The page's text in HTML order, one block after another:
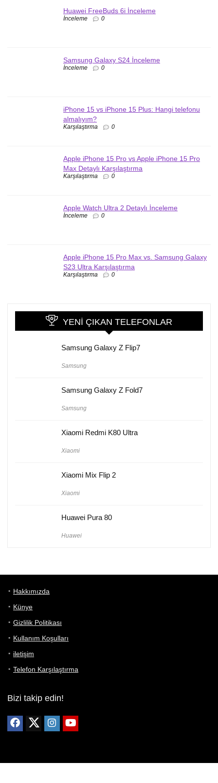
Huawei FreeBuds 6i İnceleme
İnceleme 0
Samsung Galaxy S24 İnceleme
İnceleme 0
iPhone 15 vs iPhone 15 Plus: Hangi telefonu
almalıyım?
Karşılaştırma 0
Apple iPhone 15 Pro vs Apple iPhone 15 Pro
Max Detaylı Karşılaştırma
Karşılaştırma 0
Apple Watch Ultra 2 Detaylı İnceleme
İnceleme 0
Apple iPhone 15 Pro Max vs. Samsung Galaxy
S23 Ultra Karşılaştırma
Karşılaştırma 0
YENI ÇIKAN TELEFONLAR
Samsung Galaxy Z Flip7
Samsung
Samsung Galaxy Z Fold7
Samsung
Xiaomi Redmi K80 Ultra
Xiaomi
Xiaomi Mix Flip 2
Xiaomi
Huawei Pura 80
Huawei
Hakkımızda
Künye
Gizlilik Politikası
Kullanım Koşulları
iletişim
Telefon Karşılaştırma
Bizi takip edin!